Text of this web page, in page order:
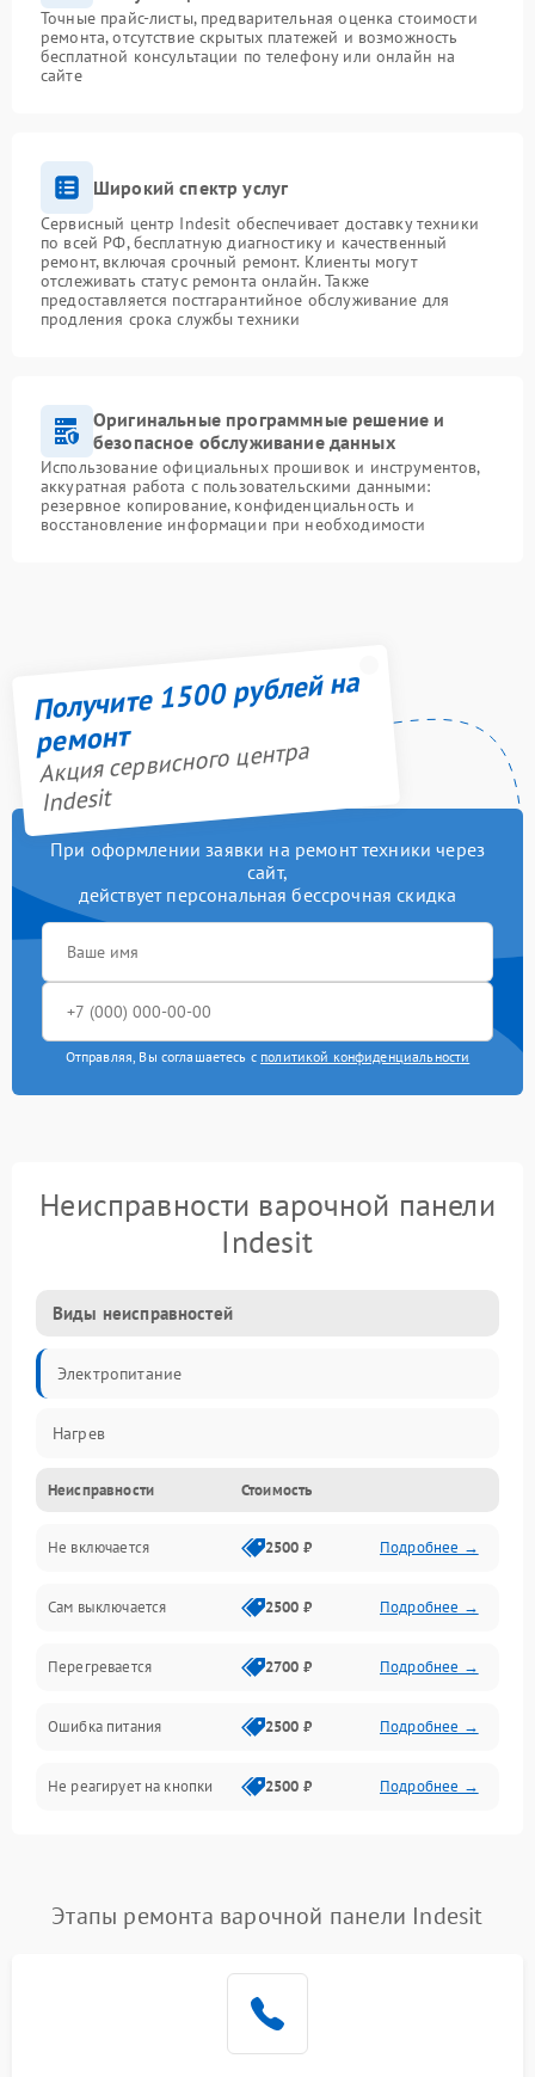
Точные прайс-листы, предварительная оценка стоимости
ремонта, отсутствие скрытых платежей и возможность
бесплатной консультации по телефону или онлайн на
сайте
Широкий спектр услуг
Сервисный центр Indesit обеспечивает доставку техники
по всей РФ, бесплатную диагностику и качественный
ремонт, включая срочный ремонт. Клиенты могут
отслеживать статус ремонта онлайн. Также
предоставляется постгарантийное обслуживание для
продления срока службы техники
Оригинальные программные решение и
безопасное обслуживание данных
Использование официальных прошивок и инструментов,
аккуратная работа с пользовательскими данными:
резервное копирование, конфиденциальность и
восстановление информации при необходимости
Получите 1500 рублей на
ремонт
Акция сервисного центра
Indesit
При оформлении заявки на ремонт техники через
сайт,
действует персональная бессрочная скидка
Отправляя, Вы соглашаетесь с политикой конфиденциальности
Неисправности варочной панели
Indesit
Виды неисправностей
Электропитание
Нагрев
Неисправности Стоимость
Не включается 2500 ₽ Подробнее →
Сам выключается 2500 ₽ Подробнее →
Перегревается 2700 ₽ Подробнее →
Ошибка питания 2500 ₽ Подробнее →
Не реагирует на кнопки 2500 ₽ Подробнее →
Этапы ремонта варочной панели Indesit